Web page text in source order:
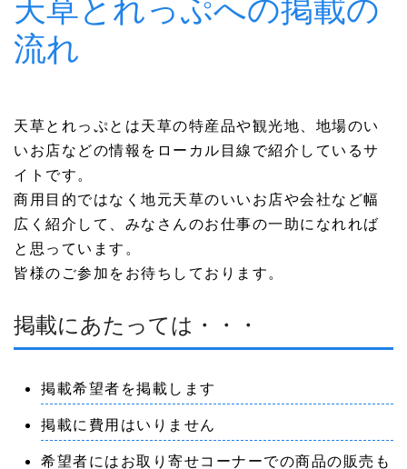
天草とれっぷへの掲載の
流れ
天草とれっぷとは天草の特産品や観光地、地場のい
いお店などの情報をローカル目線で紹介しているサ
イトです。
商用目的ではなく地元天草のいいお店や会社など幅
広く紹介して、みなさんのお仕事の一助になれれば
と思っています。
皆様のご参加をお待ちしております。
掲載にあたっては・・・
掲載希望者を掲載します
掲載に費用はいりません
希望者にはお取り寄せコーナーでの商品の販売も